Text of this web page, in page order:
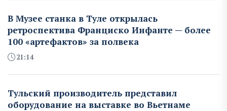
В Музее станка в Туле открылась
ретроспектива Франциско Инфанте — более
100 «артефактов» за полвека
21:14
Тульский производитель представил
оборудование на выставке во Вьетнаме